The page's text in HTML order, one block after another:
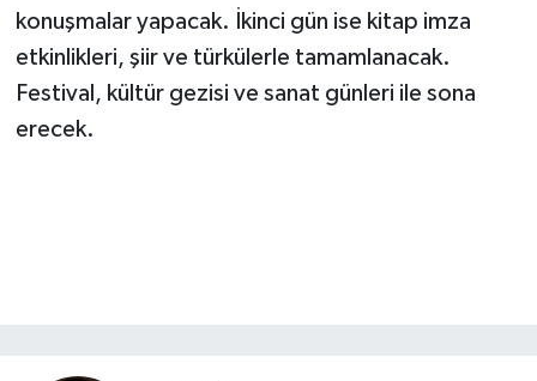
konuşmalar yapacak. İkinci gün ise kitap imza
etkinlikleri, şiir ve türkülerle tamamlanacak.
Festival, kültür gezisi ve sanat günleri ile sona
erecek.